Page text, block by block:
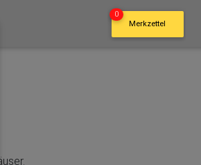
Merkzettel
0